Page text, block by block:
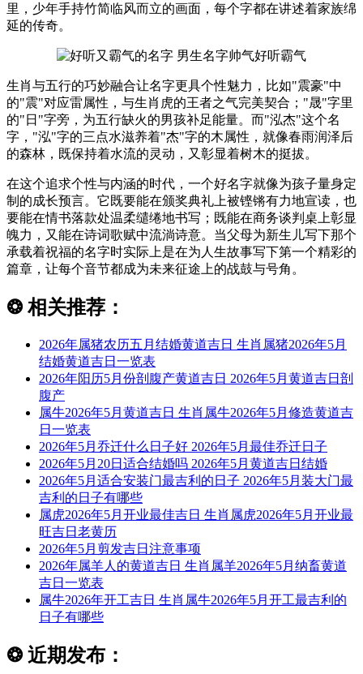
里，少年手持竹简临风而立的画面，每个字都在讲述着家族绵
延的传奇。
生肖与五行的巧妙融合让名字更具个性魅力，比如"震豪"中
的"震"对应雷属性，与生肖虎的王者之气完美契合；"晟"字里
的"日"字旁，为五行缺火的男孩补足能量。而"泓杰"这个名
字，"泓"字的三点水滋养着"杰"字的木属性，就像春雨润泽后
的森林，既保持着水流的灵动，又彰显着树木的挺拔。
在这个追求个性与内涵的时代，一个好名字就像为孩子量身定
制的成长预言。它既要能在颁奖典礼上被铿锵有力地宣读，也
要能在情书落款处温柔缱绻地书写；既能在商务谈判桌上彰显
魄力，又能在诗词歌赋中流淌诗意。当父母为新生儿写下那个
承载着祝福的名字时实际上是在为人生故事写下第一个精彩的
篇章，让每个音节都成为未来征途上的战鼓与号角。
❂ 相关推荐：
2026年属猪农历五月结婚黄道吉日 生肖属猪2026年5月
结婚黄道吉日一览表
2026年阳历5月份剖腹产黄道吉日 2026年5月黄道吉日剖
腹产
属牛2026年5月黄道吉日 生肖属牛2026年5月修造黄道吉
日一览表
2026年5月乔迁什么日子好 2026年5月最佳乔迁日子
2026年5月20日适合结婚吗 2026年5月黄道吉日结婚
2026年5月适合安装门最吉利的日子 2026年5月装大门最
吉利的日子有哪些
属虎2026年5月开业最佳吉日 生肖属虎2026年5月开业最
旺吉日老黄历
2026年5月剪发吉日注意事项
2026年属羊人的黄道吉日 生肖属羊2026年5月纳畜黄道
吉日一览表
属牛2026年开工吉日 生肖属牛2026年5月开工最吉利的
日子有哪些
❂ 近期发布：